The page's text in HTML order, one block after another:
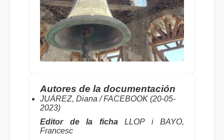
Autores de la documentación
JUÁREZ, Diana / FACEBOOK (20-05-
2023)
Editor de la fichaLLOP i BAYO,
Francesc